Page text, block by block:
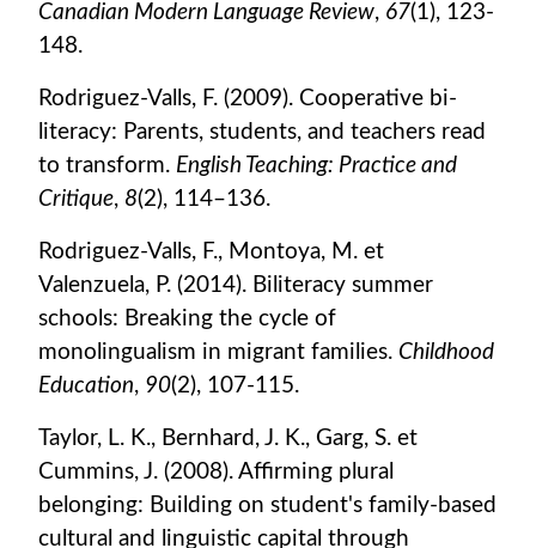
Canadian Modern Language Review, 67(1), 123-
148.
Rodriguez-Valls, F. (2009). Cooperative bi-
literacy: Parents, students, and teachers read
to transform. English Teaching: Practice and
Critique, 8(2), 114–136.
Rodriguez-Valls, F., Montoya, M. et
Valenzuela, P. (2014). Biliteracy summer
schools: Breaking the cycle of
monolingualism in migrant families. Childhood
Education, 90(2), 107-115.
Taylor, L. K., Bernhard, J. K., Garg, S. et
Cummins, J. (2008). Affirming plural
belonging: Building on student's family-based
cultural and linguistic capital through